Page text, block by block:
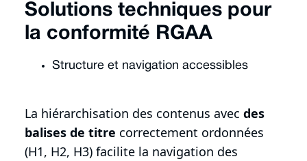
Solutions techniques pour
la conformité RGAA
Structure et navigation accessibles
La hiérarchisation des contenus avec des
balises de titre correctement ordonnées
(H1, H2, H3) facilite la navigation des